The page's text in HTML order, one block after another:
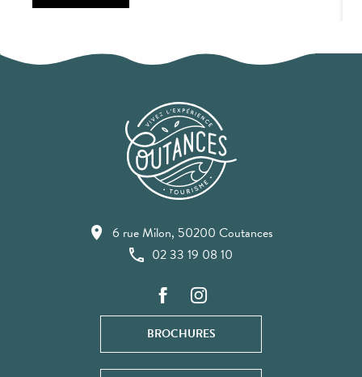
6 rue Milon, 50200 Coutances
02 33 19 08 10
BROCHURES